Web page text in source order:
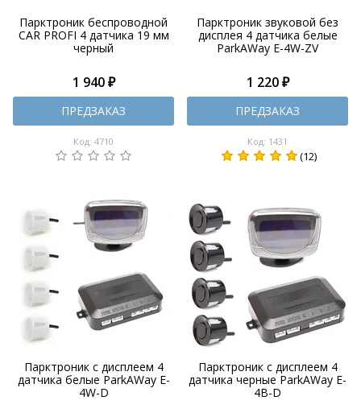
Парктроник беспроводной
CAR PROFI 4 датчика 19 мм
черный
1 940 ₽
ПРЕДЗАКАЗ
Код: 4710
Парктроник звуковой без
дисплея 4 датчика белые
ParkAWay E-4W-ZV
1 220 ₽
ПРЕДЗАКАЗ
Код: 1431
(12)
Парктроник с дисплеем 4
датчика белые ParkAWay E-
4W-D
Парктроник с дисплеем 4
датчика черные ParkAWay E-
4B-D